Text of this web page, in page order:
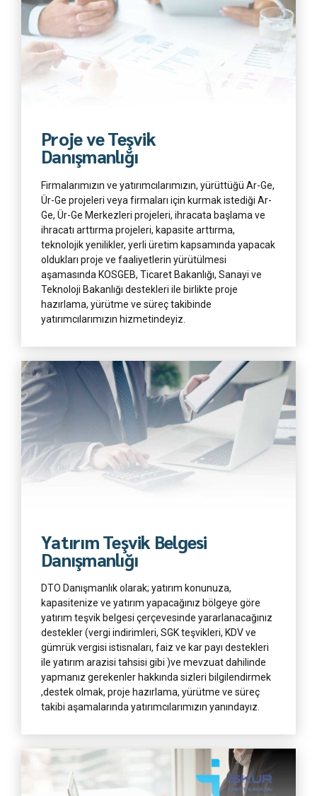
Daha Fazla
Proje ve Teşvik
Danışmanlığı
Firmalarımızın ve yatırımcılarımızın, yürüttüğü Ar-Ge,
Ür-Ge projeleri veya firmaları için kurmak istediği Ar-
Ge, Ür-Ge Merkezleri projeleri, ihracata başlama ve
ihracatı arttırma projeleri, kapasite arttırma,
teknolojik yenilikler, yerli üretim kapsamında yapacak
oldukları proje ve faaliyetlerin yürütülmesi
aşamasında KOSGEB, Ticaret Bakanlığı, Sanayi ve
Teknoloji Bakanlığı destekleri ile birlikte proje
hazırlama, yürütme ve süreç takibinde
yatırımcılarımızın hizmetindeyiz.
Yatırım Teşvik Belgesi
Danışmanlığı
DTO Danışmanlık olarak; yatırım konunuza,
kapasitenize ve yatırım yapacağınız bölgeye göre
yatırım teşvik belgesi çerçevesinde yararlanacağınız
destekler (vergi indirimleri, SGK teşvikleri, KDV ve
gümrük vergisi istisnaları, faiz ve kar payı destekleri
ile yatırım arazisi tahsisi gibi )ve mevzuat dahilinde
yapmanız gerekenler hakkında sizleri bilgilendirmek
,destek olmak, proje hazırlama, yürütme ve süreç
takibi aşamalarında yatırımcılarımızın yanındayız.